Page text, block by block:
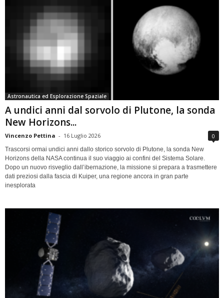
Astronautica ed Esplorazione Spaziale
A undici anni dal sorvolo di Plutone, la sonda
New Horizons...
Vincenzo Pettina - 16 Luglio 2026 0
Trascorsi ormai undici anni dallo storico sorvolo di Plutone, la sonda New
Horizons della NASA continua il suo viaggio ai confini del Sistema Solare.
Dopo un nuovo risveglio dall’ibernazione, la missione si prepara a trasmettere
dati preziosi dalla fascia di Kuiper, una regione ancora in gran parte
inesplorata